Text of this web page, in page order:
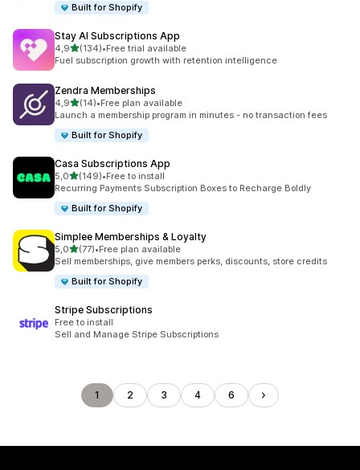
Built for Shopify
Stay AI Subscriptions App
4,9de 5 estrelas
(134)
134 total de avaliações
•Free trial available
Fuel subscription growth with retention intelligence
Zendra Memberships
4,9de 5 estrelas
(14)
14 total de avaliações
•Free plan available
Launch a membership program in minutes - no transaction fees
Built for Shopify
Casa Subscriptions App
5,0de 5 estrelas
(149)
149 total de avaliações
•Free to install
Recurring Payments Subscription Boxes to Recharge Boldly
Built for Shopify
Simplee Memberships & Loyalty
5,0de 5 estrelas
(77)
77 total de avaliações
•Free plan available
Sell memberships, give members perks, discounts, store credits
Built for Shopify
Stripe Subscriptions
Free to install
Sell and Manage Stripe Subscriptions
1 2 3 4 6